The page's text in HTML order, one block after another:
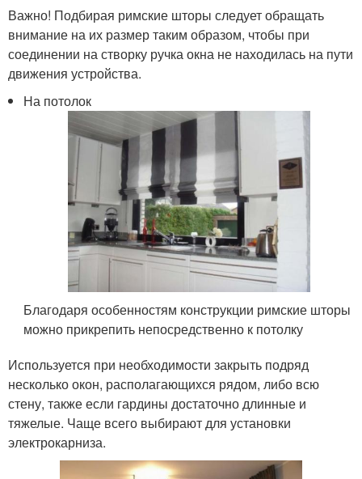
Важно! Подбирая римские шторы следует обращать
внимание на их размер таким образом, чтобы при
соединении на створку ручка окна не находилась на пути
движения устройства.
На потолок
Благодаря особенностям конструкции римские шторы
можно прикрепить непосредственно к потолку
Используется при необходимости закрыть подряд
несколько окон, располагающихся рядом, либо всю
стену, также если гардины достаточно длинные и
тяжелые. Чаще всего выбирают для установки
электрокарниза.